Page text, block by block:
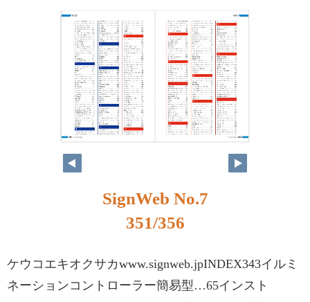
SignWeb No.7
351/356
ケウコエキオクサカwww.signweb.jpINDEX343イルミ
ネーションコントローラー簡易型…65インスト